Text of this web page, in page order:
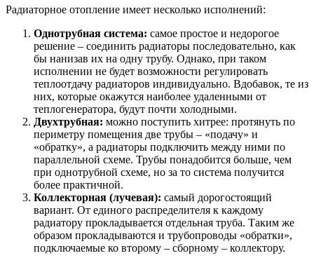
Радиаторное отопление имеет несколько исполнений:
Однотрубная система: самое простое и недорогое
решение – соединить радиаторы последовательно, как
бы нанизав их на одну трубу. Однако, при таком
исполнении не будет возможности регулировать
теплоотдачу радиаторов индивидуально. Вдобавок, те из
них, которые окажутся наиболее удаленными от
теплогенератора, будут почти холодными.
Двухтрубная: можно поступить хитрее: протянуть по
периметру помещения две трубы – «подачу» и
«обратку», а радиаторы подключить между ними по
параллельной схеме. Трубы понадобится больше, чем
при однотрубной схеме, но за то система получится
более практичной.
Коллекторная (лучевая): самый дорогостоящий
вариант. От единого распределителя к каждому
радиатору прокладывается отдельная труба. Таким же
образом прокладываются и трубопроводы «обратки»,
подключаемые ко второму – сборному – коллектору.